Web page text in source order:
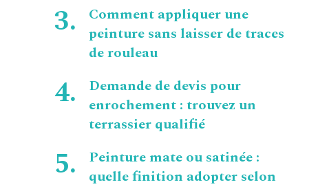
Comment appliquer une
peinture sans laisser de traces
de rouleau
Demande de devis pour
enrochement : trouvez un
terrassier qualifié
Peinture mate ou satinée :
quelle finition adopter selon